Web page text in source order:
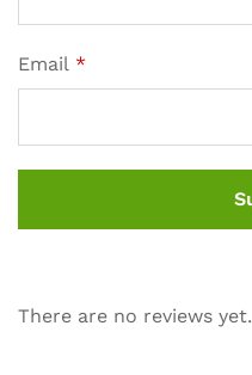
Email *
There are no reviews yet.